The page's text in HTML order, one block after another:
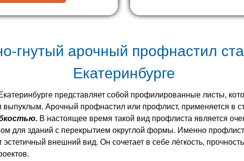
гнутый арочный профнастил
Екатеринбурге
представляет собой профилированные листы,
выпуклым. Арочный профнастил или профлист, применяется в
В настоящее время такой вид профлиста является
для зданий с перекрытием округлой формы. Именно
внешний вид. Он сочетает в себе лёгкость,